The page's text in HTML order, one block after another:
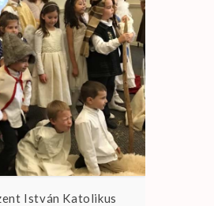
István Katolikus